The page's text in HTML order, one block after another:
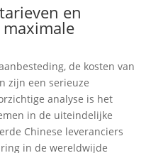
en
de kosten van
zijn een serieuze
analyse is het
in de uiteindelijke
Chinese leveranciers
in de wereldwijde